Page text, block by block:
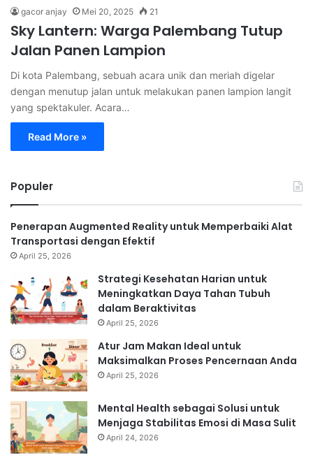
gacor anjay Mei 20, 2025 21
Sky Lantern: Warga Palembang Tutup
Jalan Panen Lampion
Di kota Palembang, sebuah acara unik dan meriah digelar
dengan menutup jalan untuk melakukan panen lampion langit
yang spektakuler. Acara…
Read More »
Populer
Penerapan Augmented Reality untuk Memperbaiki Alat
Transportasi dengan Efektif
April 25, 2026
Strategi Kesehatan Harian untuk
Meningkatkan Daya Tahan Tubuh
dalam Beraktivitas
April 25, 2026
Atur Jam Makan Ideal untuk
Maksimalkan Proses Pencernaan Anda
April 25, 2026
Mental Health sebagai Solusi untuk
Menjaga Stabilitas Emosi di Masa Sulit
April 24, 2026